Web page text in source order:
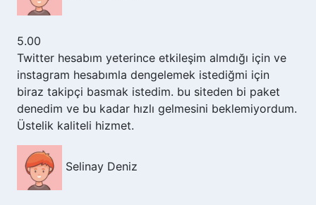
5.00
Twitter hesabım yeterince etkileşim almdığı için ve
instagram hesabımla dengelemek istediğmi için
biraz takipçi basmak istedim. bu siteden bi paket
denedim ve bu kadar hızlı gelmesini beklemiyordum.
Üstelik kaliteli hizmet.
Selinay Deniz